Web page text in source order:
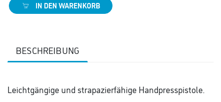
IN DEN WARENKORB
BESCHREIBUNG
Leichtgängige und strapazierfähige Handpresspistole.